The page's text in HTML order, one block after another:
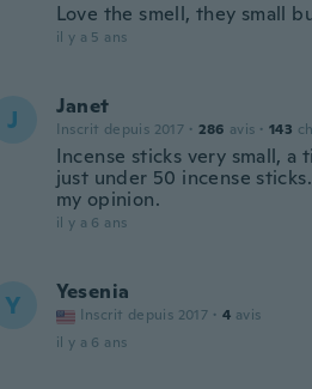
Love the smell, they small
il y a 5 ans
J Janet
Inscrit depuis 2017 · 286 avis · 143
Incense sticks very small,
just under 50 incense
my opinion.
il y a 6 ans
Y Yesenia
Inscrit depuis 2017 · 4 avis
il y a 6 ans